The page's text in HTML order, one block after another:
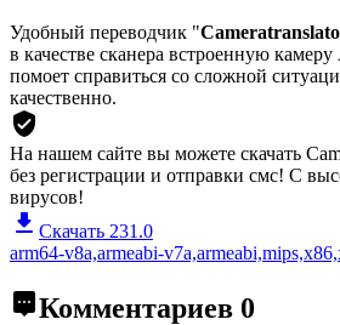
Удобный переводчик "
в качестве сканера встроенную
помоет справиться со сложной
качественно.
На нашем сайте вы можете скачать
без регистрации и отправки смс! С
вирусов!
Скачать 231.0
arm64-v8a,armeabi-
Комментариев 0